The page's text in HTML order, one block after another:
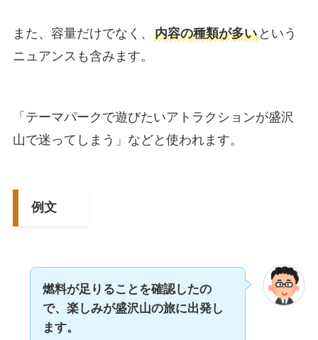
また、容量だけでなく、 内容の種類が多いという
ニュアンスも含みます。
「テーマパークで遊びたいアトラクションが盛沢
山で迷ってしまう」などと使われます。
例文
燃料が足りることを確認したの
で、楽しみが盛沢山の旅に出発し
ます。